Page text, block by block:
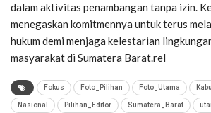
dalam aktivitas penambangan tanpa izin.
menegaskan komitmennya untuk terus
hukum demi menjaga kelestarian
masyarakat di Sumatera Barat.rel
Fokus Foto_Pilihan Foto_Utama
Nasional Pilihan_Editor Sumatera_Barat